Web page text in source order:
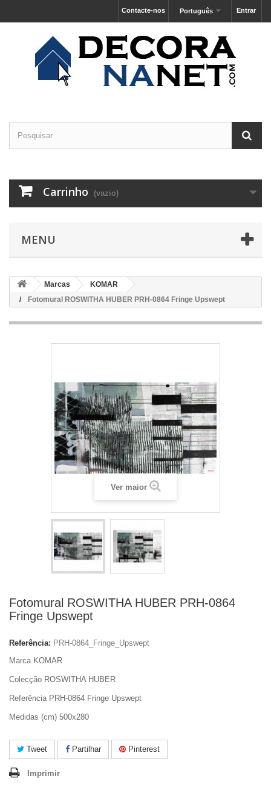
Entrar
Português
Contacte-nos
Carrinho (vazio)
MENU
Marcas
KOMAR
Fotomural ROSWITHA HUBER PRH-0864 Fringe Upswept
Ver maior
Fotomural ROSWITHA HUBER PRH-0864
Fringe Upswept
Referência: PRH-0864_Fringe_Upswept
Marca KOMAR
Colecção ROSWITHA HUBER
Referência PRH-0864 Fringe Upswept
Medidas (cm) 500x280
Tweet Partilhar Pinterest
Imprimir